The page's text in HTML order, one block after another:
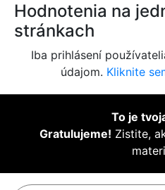
Hodnotenia na
stránkach
Iba prihlásení
údajom. Kliknite
To je
Gratulujeme! Zistite,